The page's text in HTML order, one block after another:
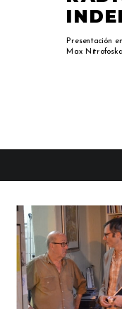
Presentación
Max Nitrofoska